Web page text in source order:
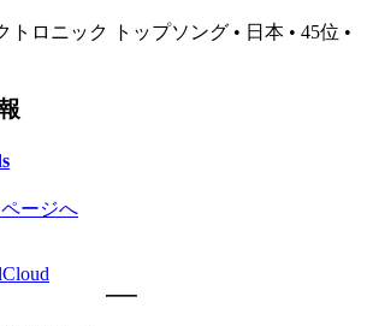
トロニック トップソング • 日本 • 45位 •
ージへ